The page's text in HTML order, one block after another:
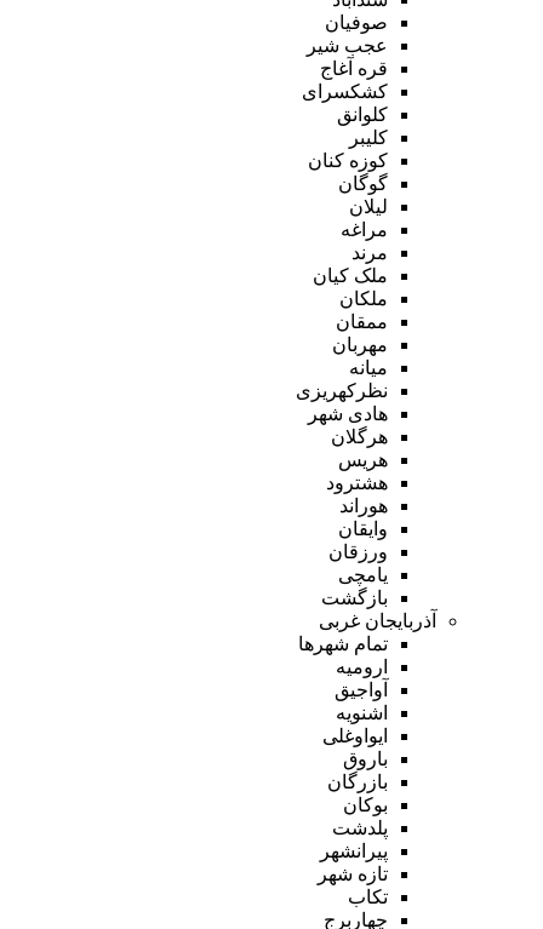
صوفیان
عجب شیر
قره آغاج
کشکسرای
کلوانق
کلیبر
کوزه کنان
گوگان
لیلان
مراغه
مرند
ملک کیان
ملکان
ممقان
مهربان
میانه
نظرکهریزی
هادی شهر
هرگلان
هریس
هشترود
هوراند
وایقان
ورزقان
یامچی
بازگشت
آذربایجان غربی
تمام شهر‌ها
ارومیه
آواجیق
اشنویه
ایواوغلی
باروق
بازرگان
بوکان
پلدشت
پیرانشهر
تازه شهر
تکاب
چهاربرج